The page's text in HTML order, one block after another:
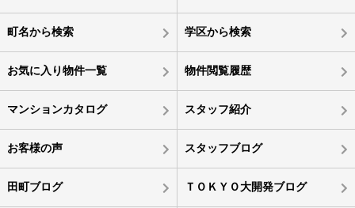
町名から検索 学区から検索
お気に入り物件一覧 物件閲覧履歴
マンションカタログ スタッフ紹介
お客様の声 スタッフブログ
田町ブログ ＴＯＫＹＯ大開発ブログ